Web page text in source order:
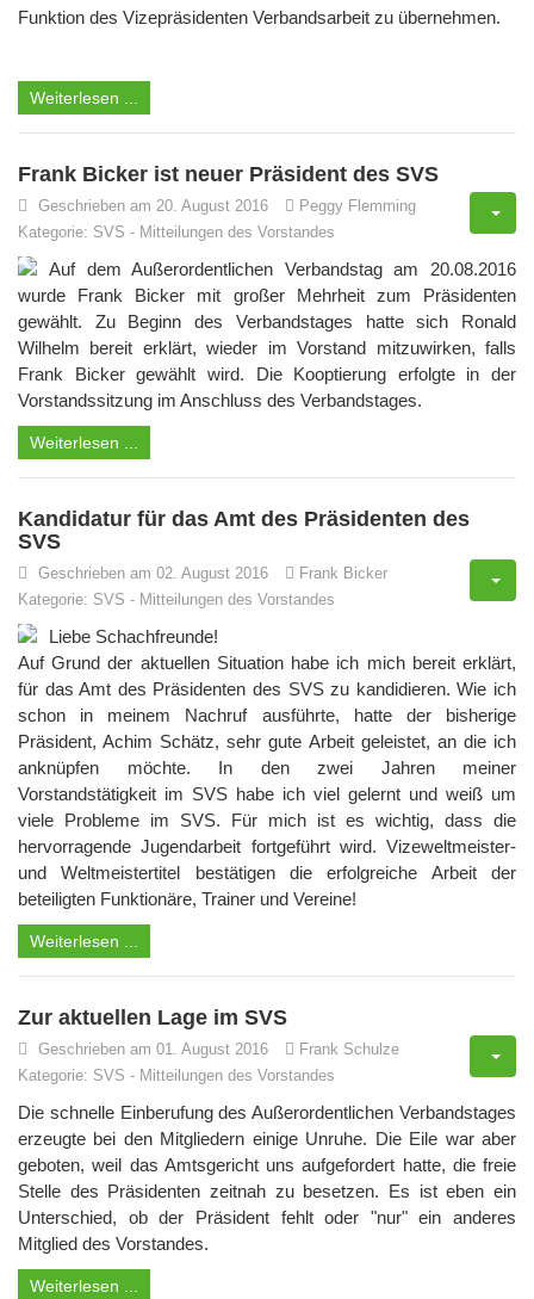
Funktion des Vizepräsidenten Verbandsarbeit zu übernehmen.
Weiterlesen ...
Frank Bicker ist neuer Präsident des SVS
Geschrieben am 20. August 2016
Peggy Flemming
Kategorie: SVS - Mitteilungen des Vorstandes
Auf dem Außerordentlichen Verbandstag am 20.08.2016
wurde Frank Bicker mit großer Mehrheit zum Präsidenten
gewählt. Zu Beginn des Verbandstages hatte sich Ronald
Wilhelm bereit erklärt, wieder im Vorstand mitzuwirken, falls
Frank Bicker gewählt wird. Die Kooptierung erfolgte in der
Vorstandssitzung im Anschluss des Verbandstages.
Weiterlesen ...
Kandidatur für das Amt des Präsidenten des
SVS
Geschrieben am 02. August 2016
Frank Bicker
Kategorie: SVS - Mitteilungen des Vorstandes
Liebe Schachfreunde!
Auf Grund der aktuellen Situation habe ich mich bereit erklärt,
für das Amt des Präsidenten des SVS zu kandidieren. Wie ich
schon in meinem Nachruf ausführte, hatte der bisherige
Präsident, Achim Schätz, sehr gute Arbeit geleistet, an die ich
anknüpfen möchte. In den zwei Jahren meiner
Vorstandstätigkeit im SVS habe ich viel gelernt und weiß um
viele Probleme im SVS. Für mich ist es wichtig, dass die
hervorragende Jugendarbeit fortgeführt wird. Vizeweltmeister-
und Weltmeistertitel bestätigen die erfolgreiche Arbeit der
beteiligten Funktionäre, Trainer und Vereine!
Weiterlesen ...
Zur aktuellen Lage im SVS
Geschrieben am 01. August 2016
Frank Schulze
Kategorie: SVS - Mitteilungen des Vorstandes
Die schnelle Einberufung des Außerordentlichen Verbandstages
erzeugte bei den Mitgliedern einige Unruhe. Die Eile war aber
geboten, weil das Amtsgericht uns aufgefordert hatte, die freie
Stelle des Präsidenten zeitnah zu besetzen. Es ist eben ein
Unterschied, ob der Präsident fehlt oder "nur" ein anderes
Mitglied des Vorstandes.
Weiterlesen ...